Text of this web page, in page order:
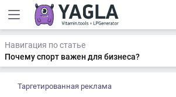
Навигация по статье
Почему спорт важен для бизнеса?
Таргетированная реклама